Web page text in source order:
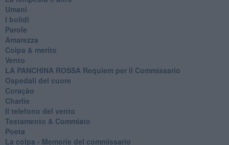
Umani
I bolidi
Parole
Amarezza
Colpa & merito
Vento
​LA PANCHINA ROSSA Requiem per il Commissario
Ospedali del cuore
Coraçào
Charlie
Il telefono del vento
Testamento & Commiato
Poeta
​La colpa - Memorie del commissario